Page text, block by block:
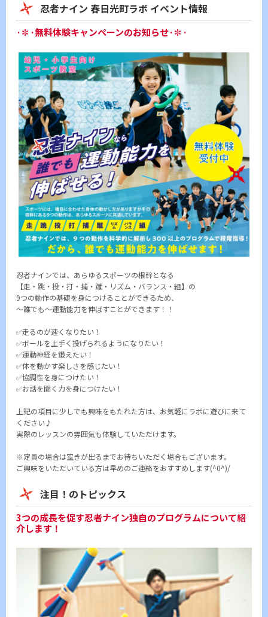
忍者ナイン 春日光町ラボ イベント情報
·✽·無料体験キャンペーンのお知らせ·✽·
忍者ナインでは、あらゆるスポーツの根幹となる
【走・跳・投・打・捕・蹴・リズム・バランス・組】の
9つの動作の基礎を身につけることができるため、
～誰でも～運動能力を伸ばすことができます！！
✅走るのが速くなりたい！
✅ボールを上手く投げられるようになりたい！
✅運動神経を鍛えたい！
✅体を動かす楽しさを感じたい！
✅協調性を身につけたい！
✅お話を聞く力を身につけたい！
上記の項目に少しでも興味をもたれた方は、お気軽にラボに遊びに来て
ください♪
実際のレッスンの雰囲気も体験していただけます。
※定員の場合は空きが出るまでお待ちいただく場合もございます。
ご興味をいただいている方は早めのご連絡をおすすめします(^0^)/
注目！のトピックス
3つの成長を促す忍者ナイン独自のプログラムについて紹
介します！